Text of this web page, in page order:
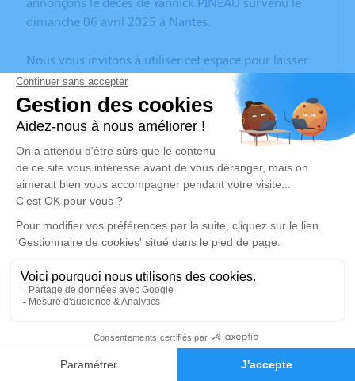
Faire-part Hommages
dimanche 06 avril 2025 à Nantes.
Nous vous invitons à utiliser cet espace pour laisser
vos condoléances, partager des photos souvenirs, une
anecdote ou exprimer vos pensées à travers des
poèmes ou des textes. Cet endroit est un lieu
d'expression dédié à honorer la mémoire de Yannick
PINEAU.
Un service de plantation d’arbre hommage est
disponible ici.
Je rends hommage
Cérémonie religieuse
Église de La Remaudière
44430 La Remaudière